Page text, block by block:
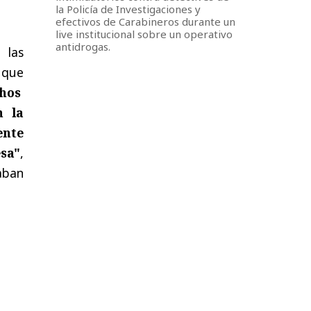
las
la
,
la Policía de Investigaciones y
efectivos de Carabineros durante un
live institucional sobre un operativo
antidrogas.